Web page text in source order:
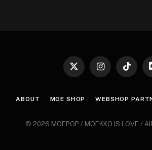
X
InstagramTikTok
ABOUT MOE SHOP WEBSHOP
© 2026 MOEPOP / MOEKKO IS LOVE /